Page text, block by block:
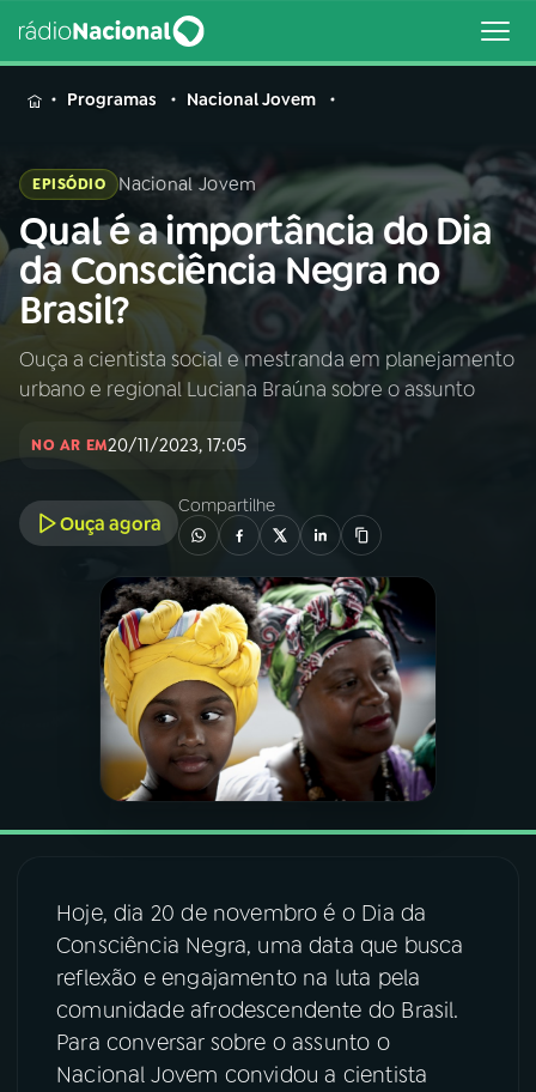
MENU
Buscar
na
Rádio
Nacional
Buscar
AO VIVO
INÍCIO
A RÁDIO
PROGRAMAÇÃO
PROGRAMAS
PODCASTS
06VIDEOCASTS
07ÚLTIMAS
08FESTIVAL DE MÚSICA
ACOMPANHE A RÁDIO NACIONAL
Programas Nacional Jovem
EPISÓDIO Nacional Jovem
Qual é a importância do Dia
da Consciência Negra no
Brasil?
Ouça a cientista social e mestranda em planejamento
urbano e regional Luciana Braúna sobre o assunto
NO AR EM20/11/2023, 17:05
Ouça agora
Compartilhe
Hoje, dia 20 de novembro é o Dia da
Consciência Negra, uma data que busca
reflexão e engajamento na luta pela
comunidade afrodescendente do Brasil.
Para conversar sobre o assunto o
Nacional Jovem convidou a cientista